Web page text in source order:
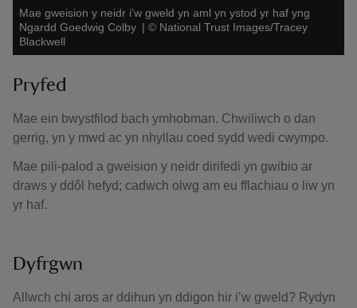
Mae gweision y neidr i’w gweld yn aml yn ystod yr haf yng
Ngardd Goedwig Colby | © National Trust Images/Tracey
Blackwell
Pryfed
Mae ein bwystfilod bach ymhobman. Chwiliwch o dan
gerrig, yn y mwd ac yn nhyllau coed sydd wedi cwympo.
Mae pili-palod a gweision y neidr dirifedi yn gwibio ar
draws y ddôl hefyd; cadwch olwg am eu fflachiau o liw yn
yr haf.
Dyfrgwn
Allwch chi aros ar ddihun yn ddigon hir i’w gweld? Rydyn